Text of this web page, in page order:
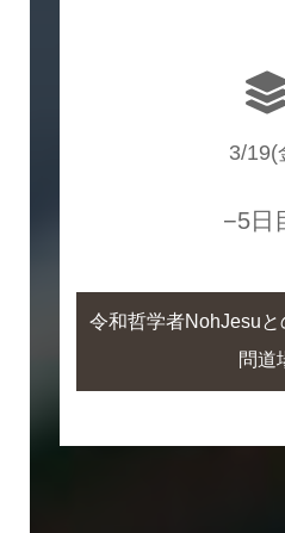
3/19(
−5日
令和哲学者NohJesu
問道